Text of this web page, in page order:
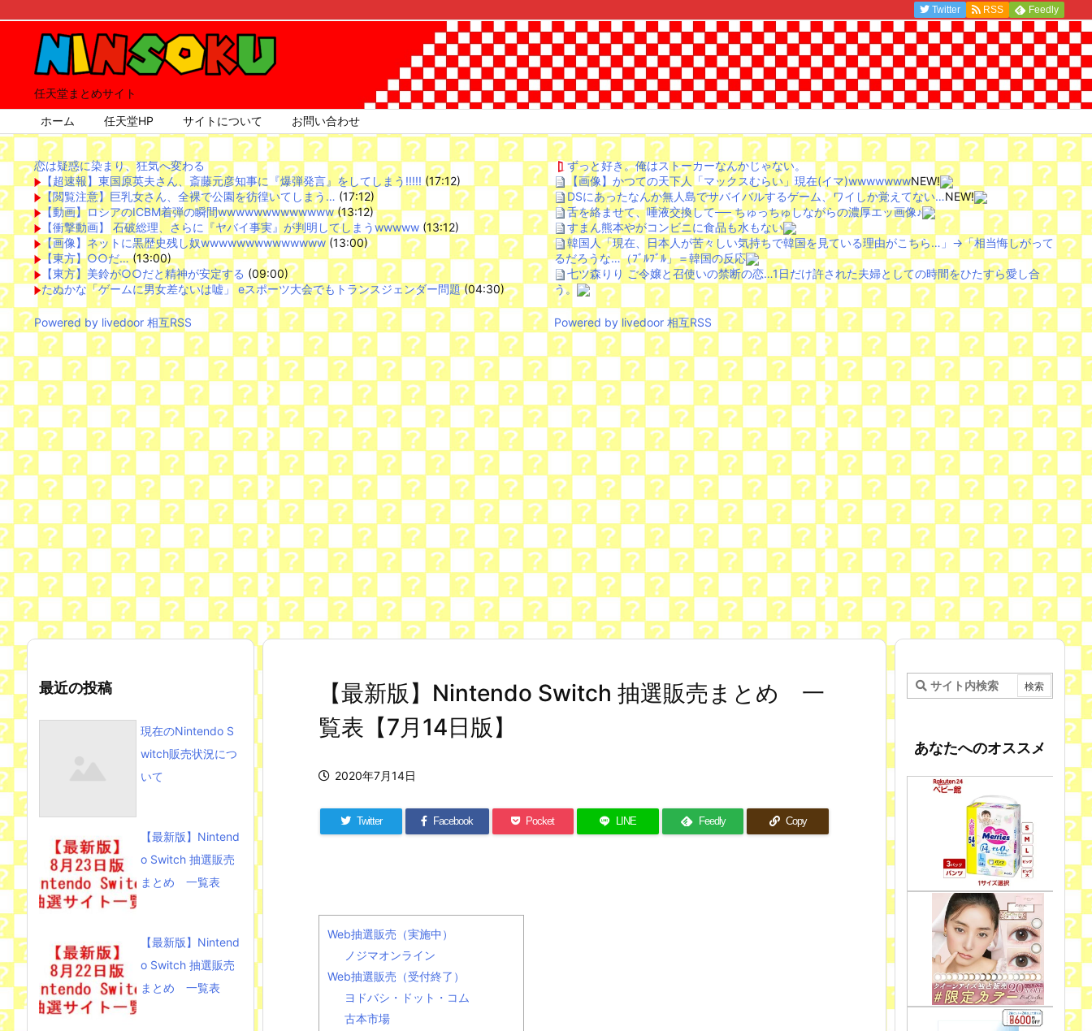
任天堂まとめサイト
ホーム
任天堂HP サイトについて お問い合わせ
Twitter RSS Feedly
恋は疑惑に染まり、狂気へ変わる
【超速報】東国原英夫さん、斎藤元彦知事に『爆弾発言』をしてしまう!!!!! (17:12)
【閲覧注意】巨乳女さん、全裸で公園を彷徨いてしまう… (17:12)
【動画】ロシアのICBM着弾の瞬間wwwwwwwwwwwww(13:12)
【衝撃動画】 石破総理、さらに『ヤバイ事実』が判明してしまうwwwww (13:12)
【画像】ネットに黒歴史残し奴wwwwwwwwwwwwww (13:00)
【東方】○○だ…(13:00)
【東方】美鈴が○○だと精神が安定する (09:00)
たぬかな「ゲームに男女差ないは嘘」 eスポーツ大会でもトランスジェンダー問題(04:30)
Powered by livedoor 相互RSS
ずっと好き。俺はストーカーなんかじゃない。
【画像】かつての天下人「マックスむらい」現在(イマ)wwwwwwwNEW!
DSにあったなんか無人島でサバイバルするゲーム、ワイしか覚えてない…NEW!
舌を絡ませて、唾液交換して── ちゅっちゅしながらの濃厚エッ画像♪
すまん熊本やがコンビニに食品も水もない
韓国人「現在、日本人が苦々しい気持ちで韓国を見ている理由がこちら…」→「相当悔しがって
るだろうな…（ﾌﾞﾙﾌﾞﾙ」＝韓国の反応
七ツ森りり ご令嬢と召使いの禁断の恋…1日だけ許された夫婦としての時間をひたすら愛し合
う。
Powered by livedoor 相互RSS
【最新版】Nintendo Switch 抽選販売まとめ 一
覧表【7月14日版】
2020年7月14日
Twitter Facebook Pocket LINE Feedly Copy
Web抽選販売（実施中）
ノジマオンライン
Web抽選販売（受付終了）
ヨドバシ・ドット・コム
古本市場
最近の投稿
現在のNintendo S
witch販売状況につ
いて
【最新版】Nintend
o Switch 抽選販売
まとめ 一覧表
【最新版】Nintend
o Switch 抽選販売
まとめ 一覧表
あなたへのオススメ